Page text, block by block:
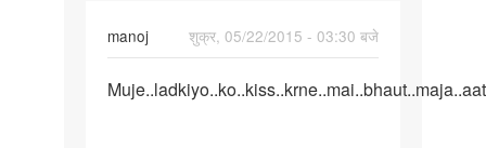
manoj
शुक्र, 05/22/2015 - 03:30 बजे
Muje..ladkiyo..ko..kiss..krne